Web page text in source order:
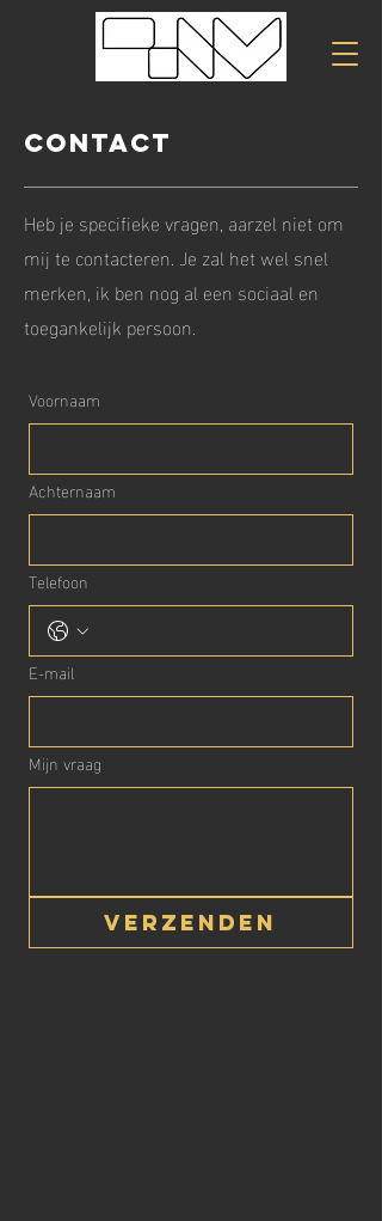
Contact
Heb je specifieke vragen, aarzel niet om
mij te contacteren. Je zal het wel snel
merken, ik ben nog al een sociaal en
toegankelijk persoon.
Voornaam
Achternaam
Telefoon
E-mail
Mijn vraag
Verzenden